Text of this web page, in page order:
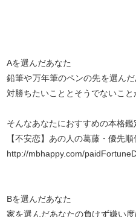
Aを選んだあなた
鉛筆や万年筆のペンの先を選ん
対勝ちたいこととそうでないこと
そんなあなたにおすすめの本格鑑
【不安恋】あの人の葛藤・優先
http://mbhappy.com/
Bを選んだあなた
家を選んだあなたの負けず嫌い